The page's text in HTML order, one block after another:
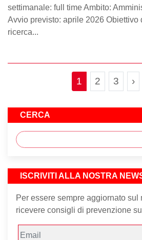
settimanale: full time Ambito:
Avvio previsto: aprile 2026 Obiettivo
ricerca...
Page
Current Page
1 Page
2 Page
3 ›
CERCA
ISCRIVITI ALLA NOSTRA
Per essere sempre aggiornato sul
ricevere consigli di prevenzione